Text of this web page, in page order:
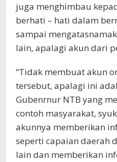
juga menghimbau
berhati – hati dalam
sampai
lain, apalagi akun dari
“Tidak membuat akun
tersebut, apalagi ini
Gubenrnur NTB yang
contoh masyarakat,
akunnya memberikan
seperti capaian daerah
lain dan memberikan